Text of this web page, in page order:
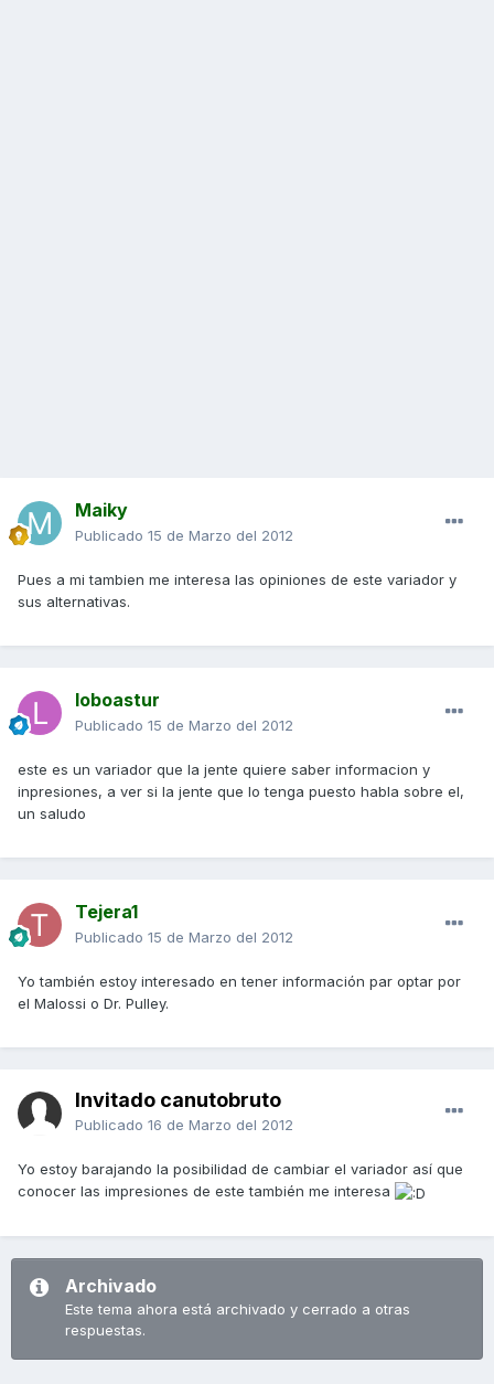
Maiky
Publicado 15 de Marzo del 2012
Pues a mi tambien me interesa las opiniones de este variador y
sus alternativas.
loboastur
Publicado 15 de Marzo del 2012
este es un variador que la jente quiere saber informacion y
inpresiones, a ver si la jente que lo tenga puesto habla sobre el,
un saludo
Tejera1
Publicado 15 de Marzo del 2012
Yo también estoy interesado en tener información par optar por
el Malossi o Dr. Pulley.
Invitado canutobruto
Publicado 16 de Marzo del 2012
Yo estoy barajando la posibilidad de cambiar el variador así que
conocer las impresiones de este también me interesa
Archivado
Este tema ahora está archivado y cerrado a otras
respuestas.